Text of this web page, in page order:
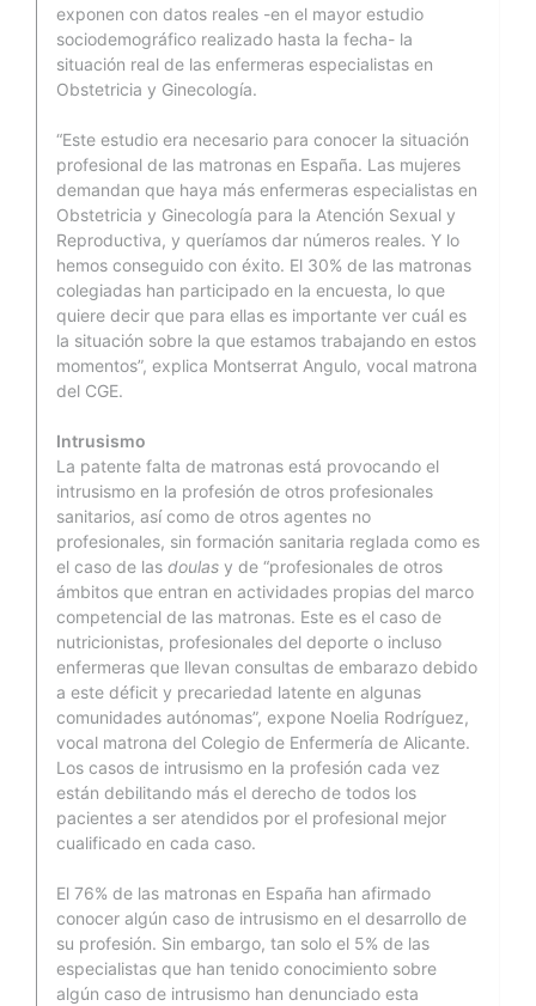
exponen con datos reales -en el mayor estudio
sociodemográfico realizado hasta la fecha- la
situación real de las enfermeras especialistas en
Obstetricia y Ginecología.
“Este estudio era necesario para conocer la situación
profesional de las matronas en España. Las mujeres
demandan que haya más enfermeras especialistas en
Obstetricia y Ginecología para la Atención Sexual y
Reproductiva, y queríamos dar números reales. Y lo
hemos conseguido con éxito. El 30% de las matronas
colegiadas han participado en la encuesta, lo que
quiere decir que para ellas es importante ver cuál es
la situación sobre la que estamos trabajando en estos
momentos”, explica Montserrat Angulo, vocal matrona
del CGE.
Intrusismo
La patente falta de matronas está provocando el
intrusismo en la profesión de otros profesionales
sanitarios, así como de otros agentes no
profesionales, sin formación sanitaria reglada como es
el caso de las doulas y de “profesionales de otros
ámbitos que entran en actividades propias del marco
competencial de las matronas. Este es el caso de
nutricionistas, profesionales del deporte o incluso
enfermeras que llevan consultas de embarazo debido
a este déficit y precariedad latente en algunas
comunidades autónomas”, expone Noelia Rodríguez,
vocal matrona del Colegio de Enfermería de Alicante.
Los casos de intrusismo en la profesión cada vez
están debilitando más el derecho de todos los
pacientes a ser atendidos por el profesional mejor
cualificado en cada caso.
El 76% de las matronas en España han afirmado
conocer algún caso de intrusismo en el desarrollo de
su profesión. Sin embargo, tan solo el 5% de las
especialistas que han tenido conocimiento sobre
algún caso de intrusismo han denunciado esta